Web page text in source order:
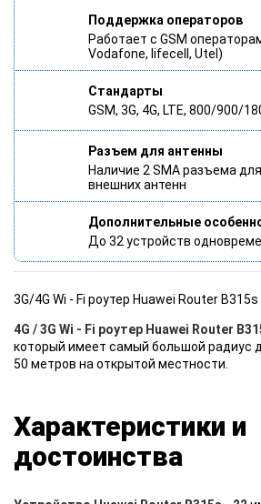
Поддержка операторов
Работает с GSM
Vodafone, lifecell, Utel)
Стандарты
GSM, 3G, 4G, LTE, 800/900/
Разъем для антенны
Наличие 2 SMA разъема
внешних антенн
Дополнительные
До 32 устройств
3G/4G Wi - Fi роутер Huawei Router B315s
4G / 3G Wi - Fi роутер Huawei Router
который имеет самый большой радиус
50 метров на открытой местности.
Характеристики и
достоинства